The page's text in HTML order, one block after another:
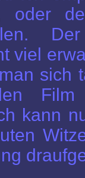
oder
viel
sich
Film
kann